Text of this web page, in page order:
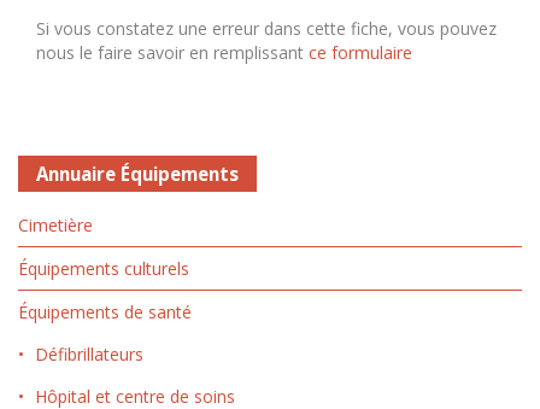
Si vous constatez une erreur dans cette fiche, vous pouvez
nous le faire savoir en remplissant ce formulaire
Annuaire Équipements
Cimetière
Équipements culturels
Équipements de santé
Défibrillateurs
Hôpital et centre de soins